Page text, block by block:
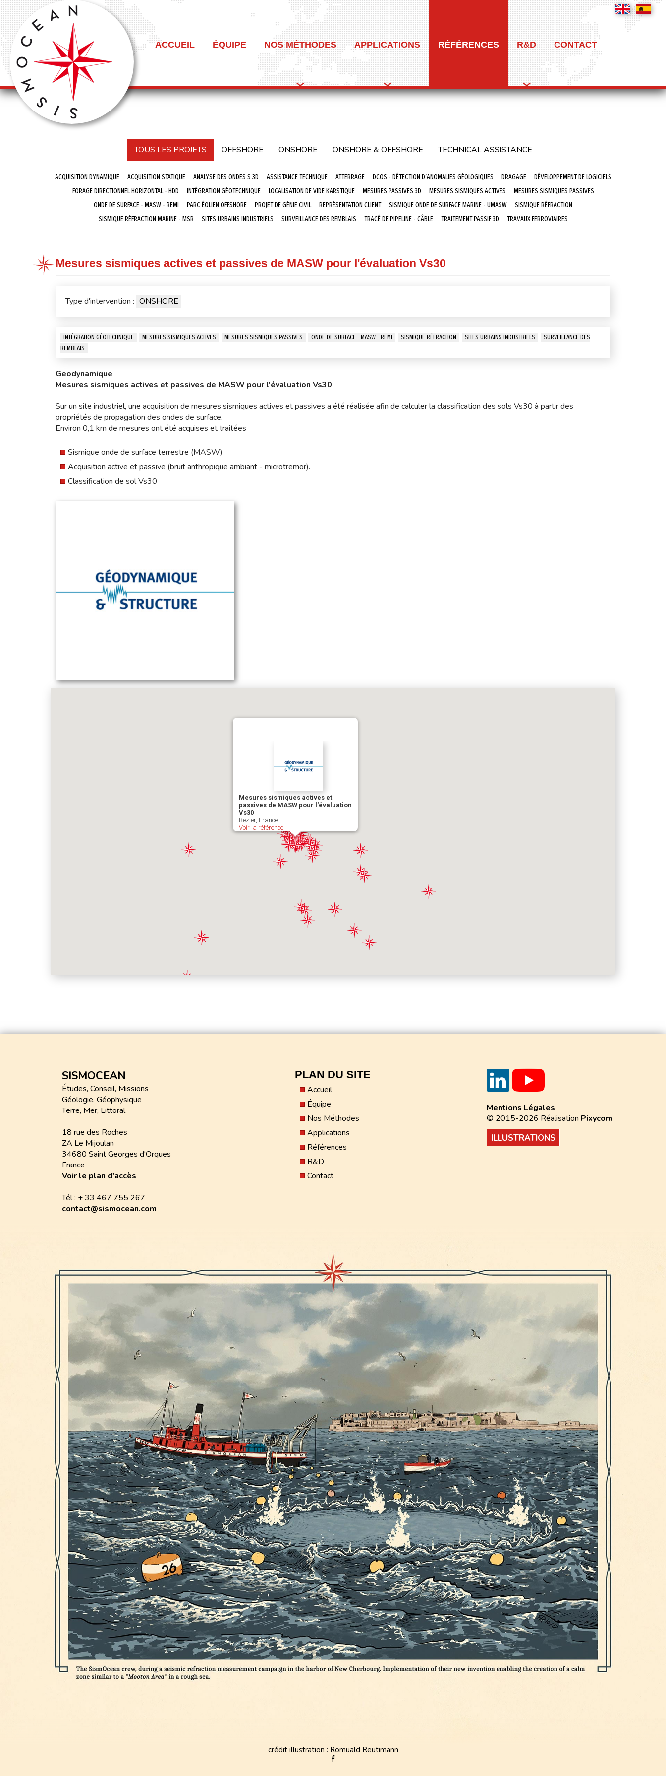
ACCUEIL ÉQUIPE NOS MÉTHODES APPLICATIONS RÉFÉRENCES R&D CONTACT
TOUS LES PROJETS OFFSHORE ONSHORE ONSHORE & OFFSHORE TECHNICAL ASSISTANCE
ACQUISITION DYNAMIQUE ACQUISITION STATIQUE ANALYSE DES ONDES S 3D ASSISTANCE TECHNIQUE ATTERRAGE DCOS - DÉTECTION D’ANOMALIES GÉOLOGIQUES DRAGAGE
DÉVELOPPEMENT DE LOGICIELS
FORAGE DIRECTIONNEL HORIZONTAL - HDD
INTÉGRATION GÉOTECHNIQUE LOCALISATION DE VIDE KARSTIQUE MESURES PASSIVES 3D MESURES SISMIQUES ACTIVES
MESURES SISMIQUES PASSIVES
ONDE DE SURFACE - MASW - REMI
PARC ÉOLIEN OFFSHORE PROJET DE GÉNIE CIVIL REPRÉSENTATION CLIENT SISMIQUE ONDE DE SURFACE MARINE - UMASW
SISMIQUE RÉFRACTION
SISMIQUE RÉFRACTION MARINE - MSR
SITES URBAINS INDUSTRIELS SURVEILLANCE DES REMBLAIS TRACÉ DE PIPELINE - CÂBLE TRAITEMENT PASSIF 3D TRAVAUX FERROVIAIRES
Mesures sismiques actives et passives de MASW pour l'évaluation Vs30
Type d'intervention : ONSHORE
INTÉGRATION GÉOTECHNIQUE MESURES SISMIQUES ACTIVES MESURES SISMIQUES PASSIVES ONDE DE SURFACE - MASW - REMI SISMIQUE RÉFRACTION SITES URBAINS INDUSTRIELS
SURVEILLANCE DES
REMBLAIS
Geodynamique
Mesures sismiques actives et passives de MASW pour l'évaluation Vs30
Sur un site industriel, une acquisition de mesures sismiques actives et passives a été réalisée afin de calculer la classification des sols Vs30 à partir des
propriétés de propagation des ondes de surface.
Environ 0,1 km de mesures ont été acquises et traitées
Sismique onde de surface terrestre (MASW)
Acquisition active et passive (bruit anthropique ambiant - microtremor).
Classification de sol Vs30
SISMOCEAN
Études, Conseil, Missions
Géologie, Géophysique
Terre, Mer, Littoral
18 rue des Roches
ZA Le Mijoulan
34680 Saint Georges d'Orques
France
Voir le plan d'accès
Tél : + 33 467 755 267
contact@sismocean.com
PLAN DU SITE
Accueil
Équipe
Nos Méthodes
Applications
Références
R&D
Contact
Mentions Légales
© 2015-2026 Réalisation Pixycom
ILLUSTRATIONS
crédit illustration : Romuald Reutimann